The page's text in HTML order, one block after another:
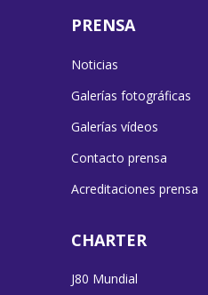
PRENSA
Noticias
Galerías fotográficas
Galerías vídeos
Contacto prensa
Acreditaciones prensa
CHARTER
J80 Mundial